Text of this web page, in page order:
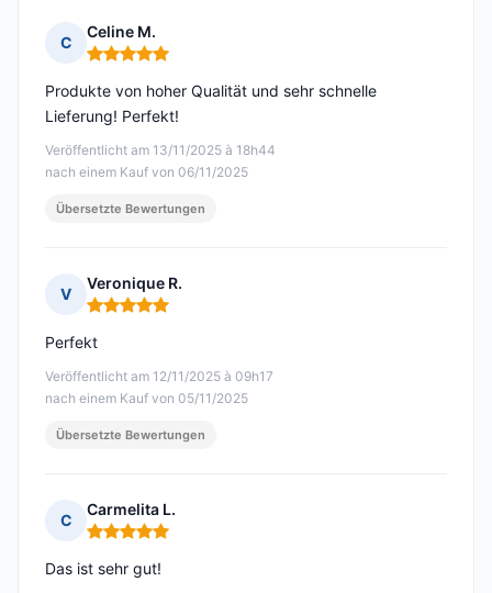
C
Celine M.
Hinweis: 5 von 5
Veröffentlicht am 13/11/2025 à 18h44
nach einem Kauf von 06/11/2025
Produkte von hoher Qualität und sehr schnelle
Lieferung! Perfekt!
Übersetzte Bewertungen
V
Veronique R.
Hinweis: 5 von 5
Veröffentlicht am 12/11/2025 à 09h17
nach einem Kauf von 05/11/2025
Perfekt
Übersetzte Bewertungen
C
Carmelita L.
Hinweis: 5 von 5
Das ist sehr gut!